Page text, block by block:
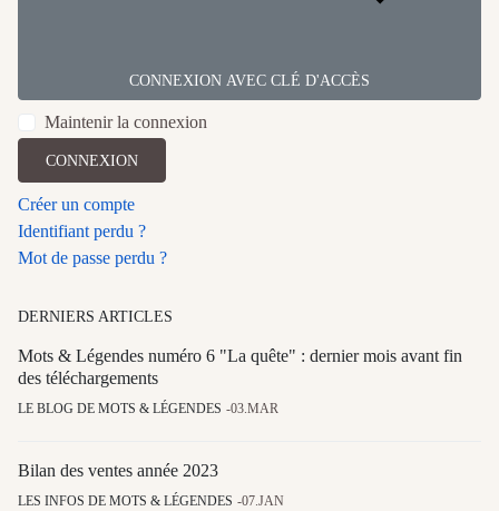
CONNEXION AVEC CLÉ D'ACCÈS
Maintenir la connexion
CONNEXION
Créer un compte
Identifiant perdu ?
Mot de passe perdu ?
DERNIERS ARTICLES
Mots & Légendes numéro 6 "La quête" : dernier mois avant fin
des téléchargements
LE BLOG DE MOTS & LÉGENDES 03.MAR
Bilan des ventes année 2023
LES INFOS DE MOTS & LÉGENDES 07.JAN